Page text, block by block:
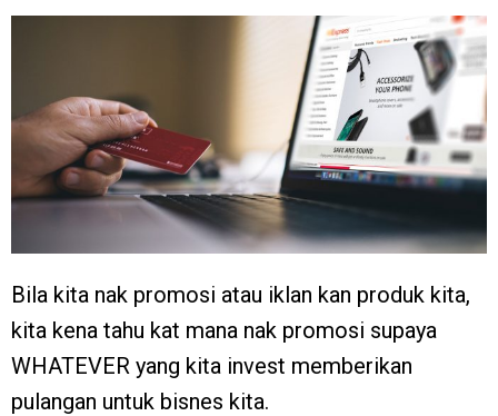
Bila kita nak promosi atau iklan kan produk kita,
kita kena tahu kat mana nak promosi supaya
WHATEVER yang kita invest memberikan
pulangan untuk bisnes kita.